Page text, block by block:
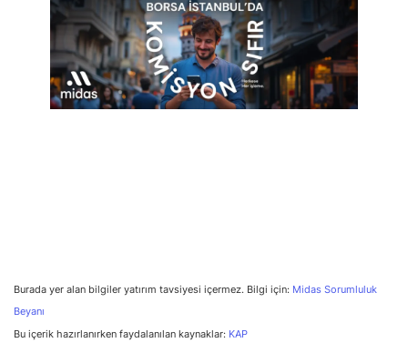
Burada yer alan bilgiler yatırım tavsiyesi içermez. Bilgi için: Midas Sorumluluk
Beyanı
Bu içerik hazırlanırken faydalanılan kaynaklar: KAP